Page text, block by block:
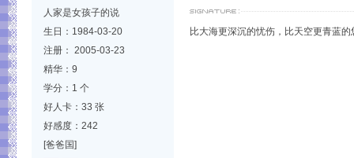
人家是女孩子的说
生日：1984-03-20
注册： 2005-03-23
精华：9
学分：1 个
好人卡：33 张
好感度：242
[爸爸国]
比大海更深沉的忧伤，比天空更青蓝的